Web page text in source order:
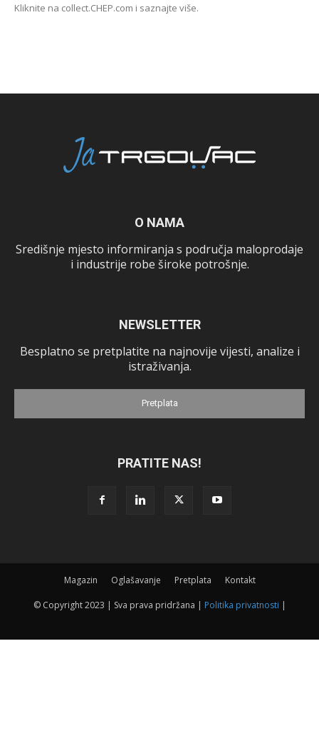
Kliknite na collect.CHEP.com i saznajte više.
O NAMA
Središnje mjesto informiranja s područja maloprodaje
i industrije robe široke potrošnje.
NEWSLETTER
Besplatno se pretplatite na najnovije vijesti, analize i
istraživanja.
Pretplata
PRATITE NAS!
Magazin Oglašavanje Pretplata Kontakt
© Copyright 2023 | Sva prava pridržana | Politika privatnosti |